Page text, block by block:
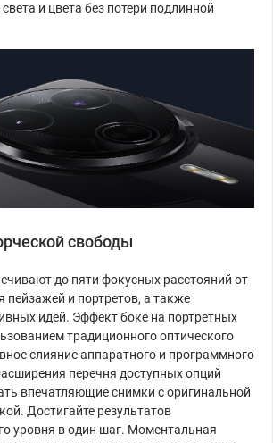
и цвета без потери подлинной
свободы
до пяти фокусных расстояний от
пейзажей и портретов, а также
идей. Эффект боке на портретных
традиционного оптического
слияние аппаратного и программного
перечня доступных опций
впечатляющие снимки с оригинальной
Достигайте результатов
уровня в один шаг. Моментальная